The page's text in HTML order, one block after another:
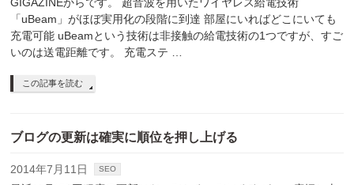
「uBeam」がほぼ実用化の段階に到達 部屋にいればどこにいても
充電可能 uBeamという技術は非接触の給電技術の1つですが、すご
いのは送電距離です。 充電ステ …
この記事を読む
ブログの更新は確実に順位を押し上げる
2014年7月11日 SEO